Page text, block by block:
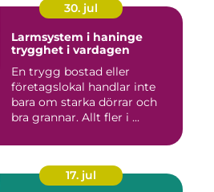
30. jul
Larmsystem i haninge
trygghet i vardagen
En trygg bostad eller
företagslokal handlar inte
bara om starka dörrar och
bra grannar. Allt fler i ...
17. jul